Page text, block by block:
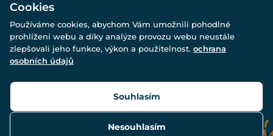
© Všechna práva vyhrazena. www.drakkaria.cz 2007-2026.
Cookies
Používáme cookies, abychom Vám umožnili pohodlné
prohlížení webu a díky analýze provozu webu neustále
zlepšovali jeho funkce, výkon a použitelnost. ochrana
osobních údajů
Nesouhlasím
Souhlasím